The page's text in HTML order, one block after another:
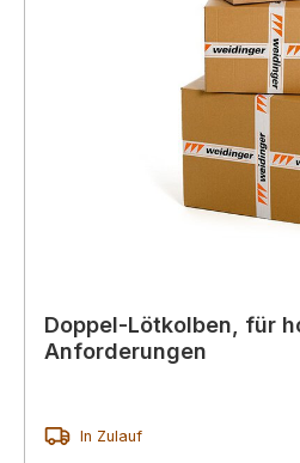
Doppel-Lötkolben, für
Anforderungen
In Zulauf